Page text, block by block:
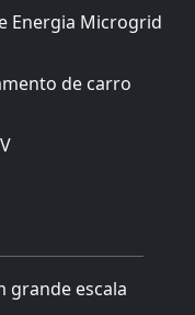
Energia Microgrid
de carro
grande escala